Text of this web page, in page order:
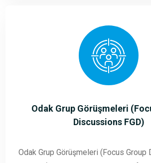
Odak Grup Görüşmeleri
Discussions FGD)
Odak Grup Görüşmeleri (Focus